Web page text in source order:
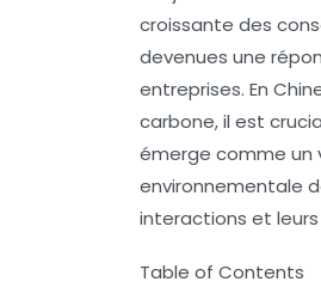
croissante des
devenues une
entreprises. En
carbone, il est
émerge comme un
environnementale
interactions et
Table of Contents